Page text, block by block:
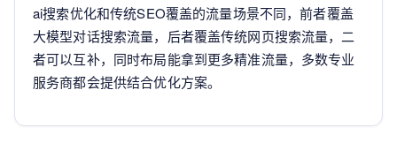
ai搜索优化和传统SEO覆盖的流量场景不同，前者覆盖
大模型对话搜索流量，后者覆盖传统网页搜索流量，二
者可以互补，同时布局能拿到更多精准流量，多数专业
服务商都会提供结合优化方案。